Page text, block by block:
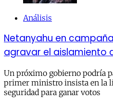
Análisis
Netanyahu en
agravar el aislamiento
Un próximo gobierno podría
primer ministro insista en la
seguridad para ganar votos